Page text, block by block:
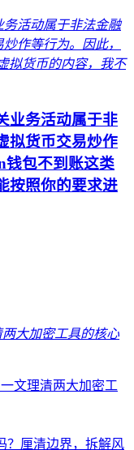
业务活动属于非
拟货币交易炒作
钱包不到账这类
按照你的要求进
文理清两大加密工
？厘清边界，拆解风